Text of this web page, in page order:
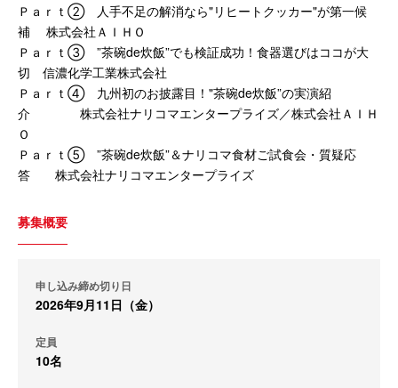
Ｐａｒｔ② 人手不足の解消なら"リヒートクッカー"が第一候
補 株式会社ＡＩＨＯ
Ｐａｒｔ③ ”茶碗de炊飯”でも検証成功！食器選びはココが大
切 信濃化学工業株式会社
Ｐａｒｔ④ 九州初のお披露目！"茶碗de炊飯”の実演紹
介 株式会社ナリコマエンタープライズ／株式会社ＡＩＨ
Ｏ
Ｐａｒｔ⑤ ”茶碗de炊飯”＆ナリコマ食材ご試食会・質疑応
答 株式会社ナリコマエンタープライズ
募集概要
申し込み締め切り日
2026年9月11日（金）
定員
10名